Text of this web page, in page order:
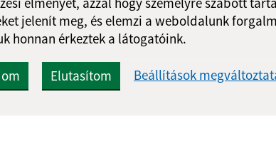
jelenít meg, és elemzi a weboldalunk
honnan érkeztek a látogatóink.
Elutasítom Beállítások